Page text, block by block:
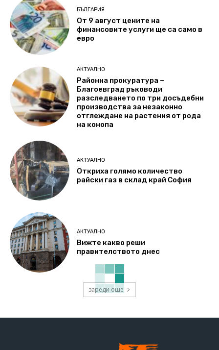
БЪЛГАРИЯ
От 9 август цените на
финансовите услуги ще са само в
евро
АКТУАЛНО
Районна прокуратура –
Благоевград ръководи
разследването по три досъдебни
производства за незаконно
отглеждане на растения от рода
на конопа
АКТУАЛНО
Откриха голямо количество
райски газ в склад край София
АКТУАЛНО
Вижте какво реши
правителството днес
зареди още